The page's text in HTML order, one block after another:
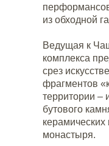
из обходной
Ведущая к
комплекса
срез
фрагментов
территории –
бутового
керамических
монастыря.